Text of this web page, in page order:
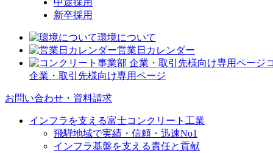
中途採用
新卒採用
環境について
営業日カレンダー
企業・取引先様向け専用ページ
お問い合わせ・資料請求
インフラを支える富士コンクリート工業
飛騨地域で実績・信頼・迅速No1
インフラ基盤を支える責任と貢献